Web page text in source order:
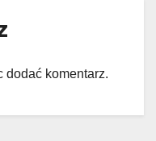
dodać komentarz.